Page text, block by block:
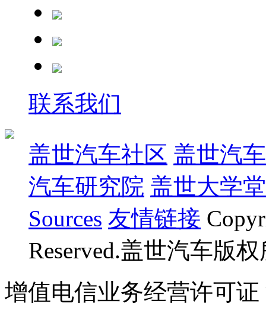
联系我们
盖世汽车社区 盖世汽
汽车研究院 盖世大学堂
Sources 友情链接
Reserved.盖世汽车版
增值电信业务经营许可证